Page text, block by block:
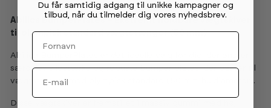
Abilica BumperPlates – Ekstremt holdbare vægtskiver
til olympisk standard vægtstænger (50 mm)
Abilica BumperPlates er det ideelle valg for dig, der ønsker
særdeles slidstærke og robuste bumper plates, der passer til
vægtstænger med olympisk standard (50 mm huldiameter).
Disse vægtskiver er fremstillet i massiv gummi med høj
Du får samtidig adgang til unikke kampagner og
tilbud, når du tilmelder dig vores nyhedsbrev.
Fornavn
Email